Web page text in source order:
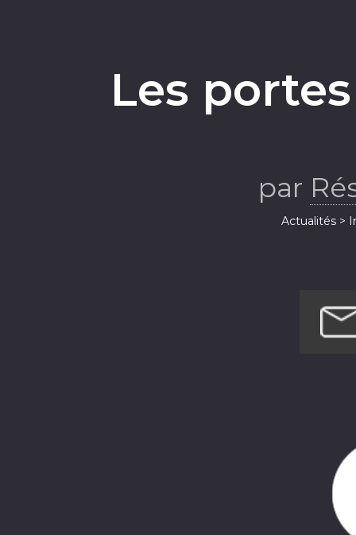
Les
par
Actualités >